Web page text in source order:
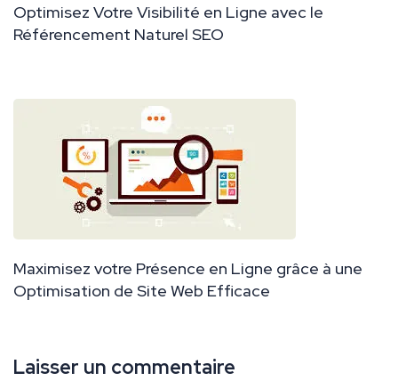
Optimisez Votre Visibilité en Ligne avec le
Référencement Naturel SEO
Maximisez votre Présence en Ligne grâce à une
Optimisation de Site Web Efficace
Laisser un commentaire